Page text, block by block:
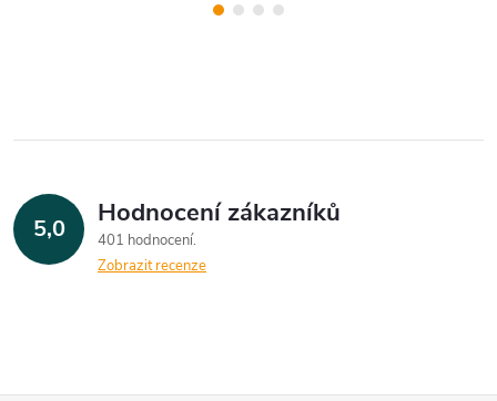
5,0 Hodnocení zákazníků
401 hodnocení
Zobrazit recenze